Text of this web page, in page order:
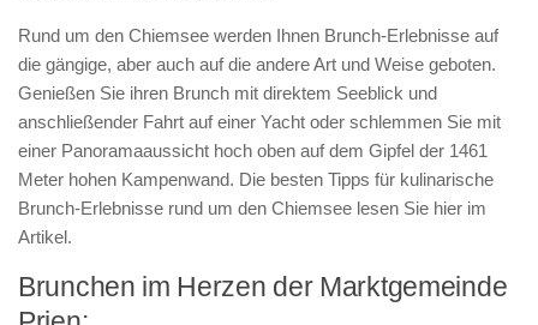
Rund um den Chiemsee werden Ihnen Brunch-Erlebnisse auf
die gängige, aber auch auf die andere Art und Weise geboten.
Genießen Sie ihren Brunch mit direktem Seeblick und
anschließender Fahrt auf einer Yacht oder schlemmen Sie mit
einer Panoramaaussicht hoch oben auf dem Gipfel der 1461
Meter hohen Kampenwand. Die besten Tipps für kulinarische
Brunch-Erlebnisse rund um den Chiemsee lesen Sie hier im
Artikel.
Brunchen im Herzen der Marktgemeinde